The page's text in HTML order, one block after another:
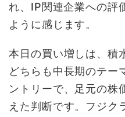
れ、IP関連企業への評
ように感じます。
本日の買い増しは、積
どちらも中長期のテー
ントリーで、足元の株
えた判断です。フジク